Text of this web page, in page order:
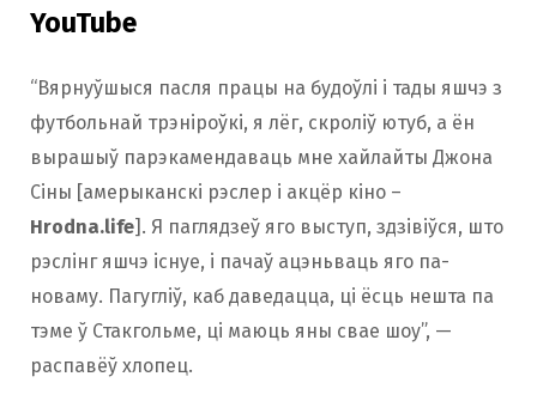
YouTube
“Вярнуўшыся пасля працы на будоўлі і тады яшчэ з
футбольнай трэніроўкі, я лёг, скроліў ютуб, а ён
вырашыў парэкамендаваць мне хайлайты Джона
Сіны [амерыканскі рэслер і акцёр кіно –
Hrodna.life]. Я паглядзеў яго выступ, здзівіўся, што
рэслінг яшчэ існуе, і пачаў ацэньваць яго па-
новаму. Пагугліў, каб даведацца, ці ёсць нешта па
тэме ў Стакгольме, ці маюць яны свае шоу”, —
распавёў хлопец.